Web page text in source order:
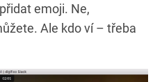
emoji. Ne,
Ale kdo ví – třeba